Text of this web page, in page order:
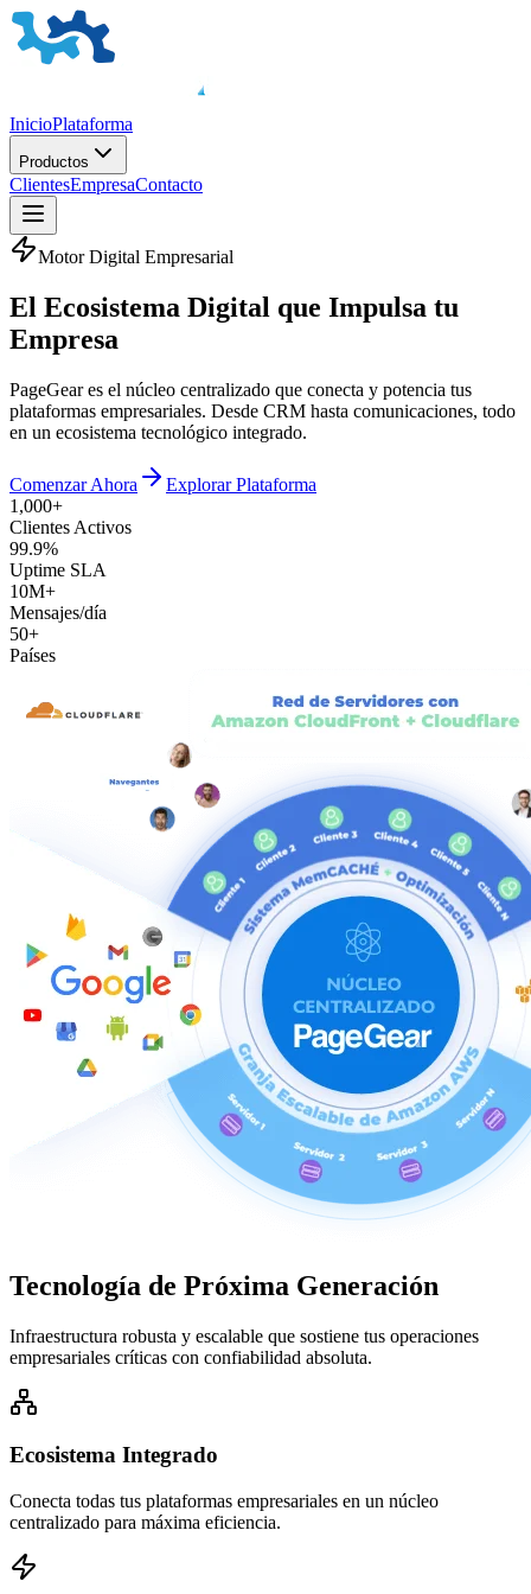
InicioPlataforma
Productos
ClientesEmpresaContacto
Motor Digital Empresarial
El Ecosistema Digital que Impulsa tu
Empresa
PageGear es el núcleo centralizado que conecta y potencia tus
plataformas empresariales. Desde CRM hasta comunicaciones, todo
en un ecosistema tecnológico integrado.
Comenzar Ahora
Explorar Plataforma
1,000+
Clientes Activos
99.9%
Uptime SLA
10M+
Mensajes/día
50+
Países
Tecnología de Próxima Generación
Infraestructura robusta y escalable que sostiene tus operaciones
empresariales críticas con confiabilidad absoluta.
Ecosistema Integrado
Conecta todas tus plataformas empresariales en un núcleo
centralizado para máxima eficiencia.